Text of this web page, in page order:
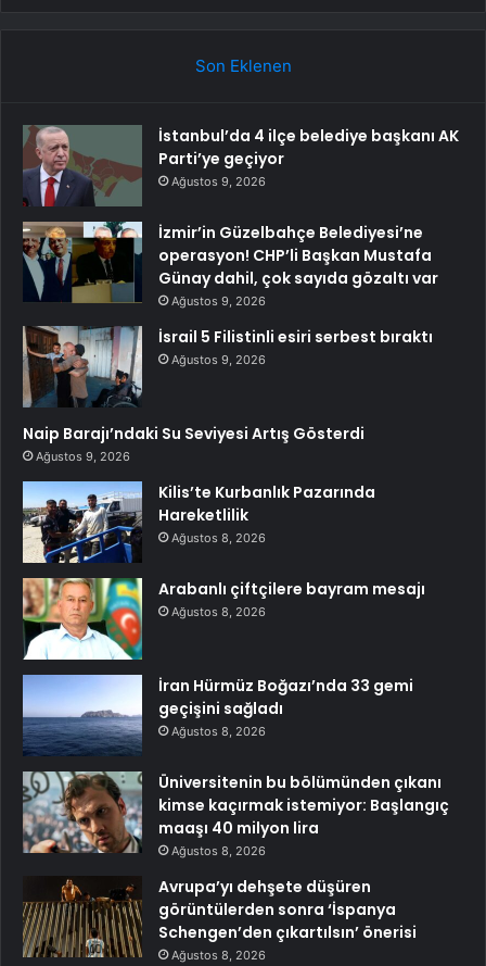
Son Eklenen
İstanbul’da 4 ilçe belediye başkanı AK
Parti’ye geçiyor
Ağustos 9, 2026
İzmir’in Güzelbahçe Belediyesi’ne
operasyon! CHP’li Başkan Mustafa
Günay dahil, çok sayıda gözaltı var
Ağustos 9, 2026
İsrail 5 Filistinli esiri serbest bıraktı
Ağustos 9, 2026
Naip Barajı’ndaki Su Seviyesi Artış Gösterdi
Ağustos 9, 2026
Kilis’te Kurbanlık Pazarında
Hareketlilik
Ağustos 8, 2026
Arabanlı çiftçilere bayram mesajı
Ağustos 8, 2026
İran Hürmüz Boğazı’nda 33 gemi
geçişini sağladı
Ağustos 8, 2026
Üniversitenin bu bölümünden çıkanı
kimse kaçırmak istemiyor: Başlangıç
maaşı 40 milyon lira
Ağustos 8, 2026
Avrupa’yı dehşete düşüren
görüntülerden sonra ‘İspanya
Schengen’den çıkartılsın’ önerisi
Ağustos 8, 2026